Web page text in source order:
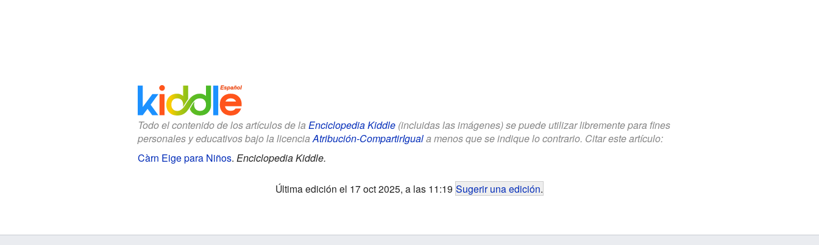
Todo el contenido de los artículos de la Enciclopedia Kiddle(incluidas las imágenes) se puede utilizar libremente para fines
personales y educativos bajo la licenciaAtribución-CompartirIguala menos que se indique lo contrario. Citar este artículo:
Càrn Eige para Niños. Enciclopedia Kiddle.
Última edición el 17 oct 2025, a las 11:19 Sugerir una edición.